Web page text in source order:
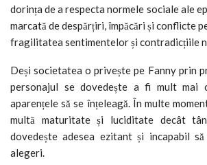
dorința de a respecta normele sociale ale
marcată de despărțiri, împăcări și conflicte
fragilitatea sentimentelor și contradicțiile
Deși societatea o privește pe Fanny prin
personajul se dovedește a fi mult mai
aparențele să se înțeleagă. În multe
multă maturitate și luciditate decât
dovedește adesea ezitant și incapabil
alegeri.